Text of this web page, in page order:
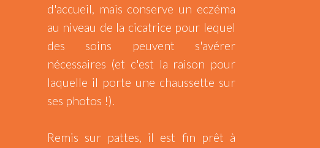
d'accueil, mais conserve un eczéma
au niveau de la cicatrice pour lequel
des soins peuvent s'avérer
nécessaires (et c'est la raison pour
laquelle il porte une chaussette sur
ses photos !).
Remis sur pattes, il est fin prêt à